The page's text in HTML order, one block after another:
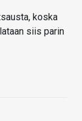
koska
siis parin